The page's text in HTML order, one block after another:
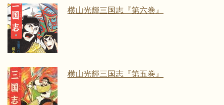
横山光輝三国志『第六巻』
横山光輝三国志『第五巻』